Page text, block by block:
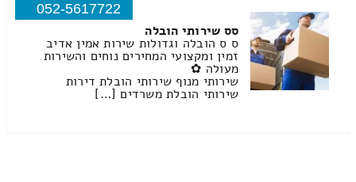
052-5617722
סס שירותי הובלה
ס ס הובלה וגדולות שירות אמין אדיב
זמין ומקצועי המחירים נוחים והשירות
מעולה ✿
שירותי מנוף שירותי הובלת דירות
שירותי הובלת משרדים […]